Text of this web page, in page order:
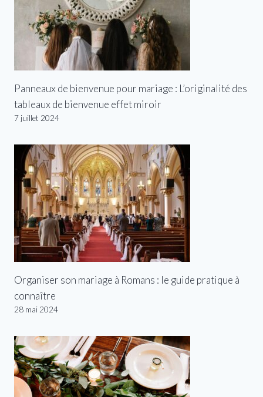
Panneaux de bienvenue pour mariage : L’originalité des
tableaux de bienvenue effet miroir
7 juillet 2024
Organiser son mariage à Romans : le guide pratique à
connaître
28 mai 2024